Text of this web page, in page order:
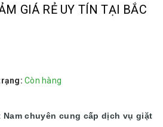
GIÁ RẺ UY TÍN TẠI BẮC
Còn hàng
Nam chuyên cung cấp dịch vụ giặt